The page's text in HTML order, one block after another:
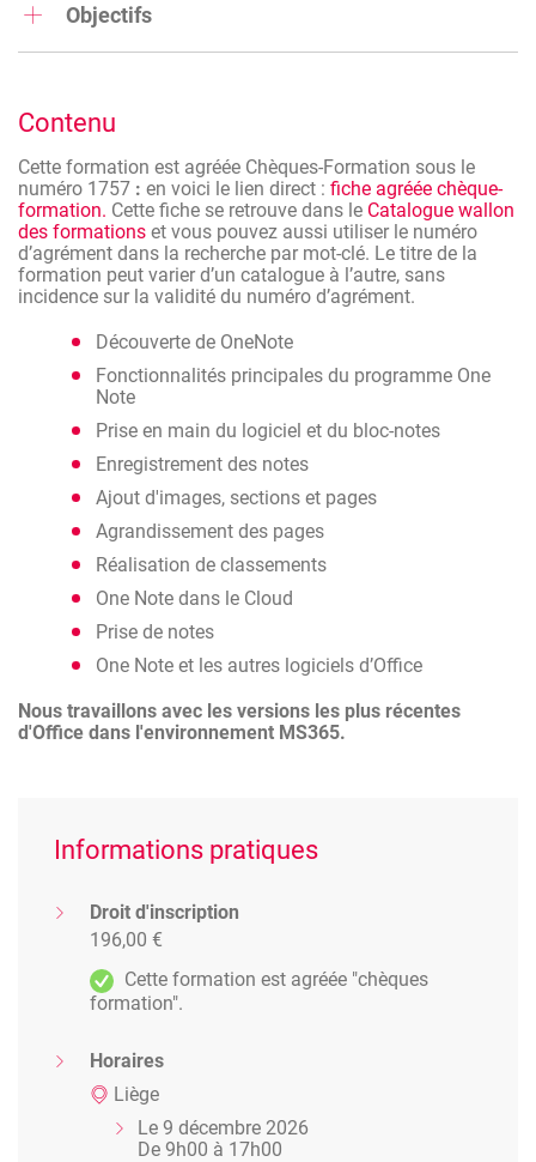
Objectifs
rapidement et facilement les informations : rassembler et
organiser du texte, des images, des notes manuscrites
numérisées, des enregistrements audio et vidéo dans un
bloc-notes numérique. De cette façon, l'utilisateur peut
trouver à tout moment les informations dont il a besoin
sans passer son temps à fouiller dans ses messages,
carnets, dossiers et documents imprimés. Microsoft
les équipes à travailler ensemble, en ligne ou hors ligne, par
Contenu
Cette formation est agréée Chèques-Formation sous le
numéro 1757 : en voici le lien direct : fiche agréée chèque-
formation. Cette fiche se retrouve dans le Catalogue wallon
des formations et vous pouvez aussi utiliser le numéro
d’agrément dans la recherche par mot-clé. Le titre de la
formation peut varier d’un catalogue à l’autre, sans
incidence sur la validité du numéro d’agrément.
Découverte de OneNote
Fonctionnalités principales du programme One
Note
Prise en main du logiciel et du bloc-notes
Enregistrement des notes
Ajout d'images, sections et pages
Agrandissement des pages
Réalisation de classements
One Note dans le Cloud
Prise de notes
One Note et les autres logiciels d’Office
Nous travaillons avec les versions les plus récentes
d'Office dans l'environnement MS365.
Informations pratiques
Droit d'inscription
196,00 €
Cette formation est agréée "chèques
formation".
Horaires
Liège
Le 9 décembre 2026
De 9h00 à 17h00